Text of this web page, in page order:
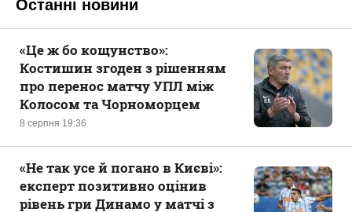
Останні новини
8 серпня 19:36
«Це ж бо кощунство»:
Костишин згоден з рішенням
про перенос матчу УПЛ між
Колосом та Чорноморцем
«Не так усе й погано в Києві»:
експерт позитивно оцінив
рівень гри Динамо у матчі з